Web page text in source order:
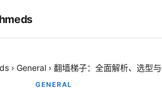
› General › 翻墙梯子：全面解析、选型
GENERAL